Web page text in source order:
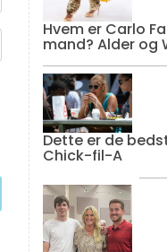
Hvem er Carlo
mand? Alder og
Dette er de
Chick-fil-A